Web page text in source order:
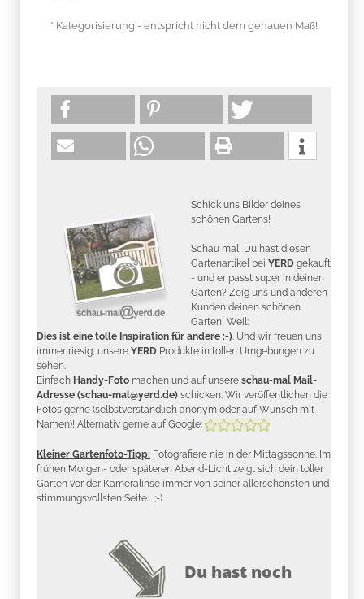
* Kategorisierung - entspricht nicht dem genauen Maß!
Schick uns Bilder deines
schönen Gartens!
Schau mal! Du hast diesen
Gartenartikel bei YERD gekauft
- und er passt super in deinen
Garten? Zeig uns und anderen
Kunden deinen schönen
Garten! Weil:
Dies ist eine tolle Inspiration für andere :-) . Und wir freuen uns
immer riesig, unsere YERD Produkte in tollen Umgebungen zu
sehen.
Einfach Handy-Foto machen und auf unsere schau-mal Mail-
Adresse (schau-mal@yerd.de) schicken. Wir veröffentlichen die
Fotos gerne (selbstverständlich anonym oder auf Wunsch mit
Namen)! Alternativ gerne auf Google:
Kleiner Gartenfoto-Tipp: Fotografiere nie in der Mittagssonne. Im
frühen Morgen- oder späteren Abend-Licht zeigt sich dein toller
Garten vor der Kameralinse immer von seiner allerschönsten und
stimmungsvollsten Seite... ;-)
Du hast noch